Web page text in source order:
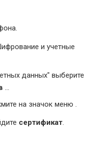
и учетные
данных" выберите
…
на значок меню .
сертификат.